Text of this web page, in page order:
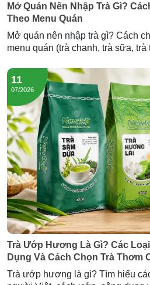
Mở Quán Nên Nhập Trà Gì?
Theo Menu Quán
Mở quán nên nhập trà gì? Cách
menu quán (trà chanh, trà sữa, trà
11
07/2026
Trà Ướp Hương Là Gì? Các
Dụng Và Cách Chọn Trà Thơm
Trà ướp hương là gì? Tìm hiểu